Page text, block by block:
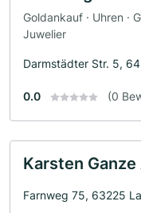
Goldankauf · Uhren ·
Juwelier
Darmstädter Str. 5,
0.0 (0
Karsten
Farnweg 75, 63225